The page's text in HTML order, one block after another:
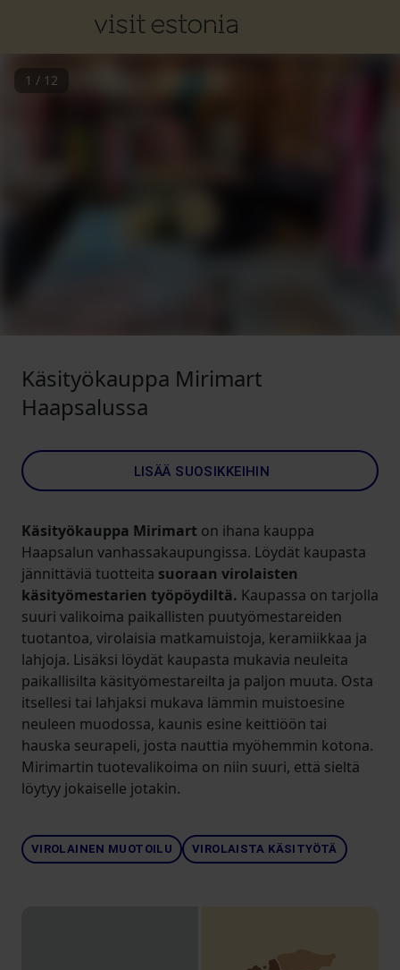
1 / 12
Käsityökauppa Mirimart
Haapsalussa
LISÄÄ SUOSIKKEIHIN
Käsityökauppa Mirimart on ihana kauppa
Haapsalun vanhassakaupungissa. Löydät kaupasta
jännittäviä tuotteita suoraan virolaisten
käsityömestarien työpöydiltä. Kaupassa on tarjolla
suuri valikoima paikallisten puutyömestareiden
tuotantoa, virolaisia matkamuistoja, keramiikkaa ja
lahjoja. Lisäksi löydät kaupasta mukavia neuleita
paikallisilta käsityömestareilta ja paljon muuta. Osta
itsellesi tai lahjaksi mukava lämmin muistoesine
neuleen muodossa, kaunis esine keittiöön tai
hauska seurapeli, josta nauttia myöhemmin kotona.
Mirimartin tuotevalikoima on niin suuri, että sieltä
löytyy jokaiselle jotakin.
VIROLAINEN MUOTOILU VIROLAISTA KÄSITYÖTÄ